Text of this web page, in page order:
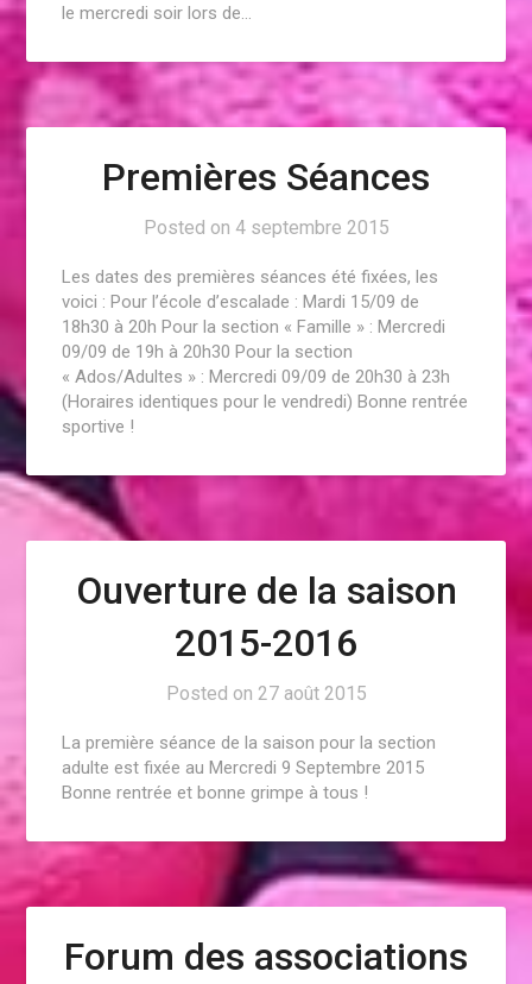
le mercredi soir lors de…
Premières Séances
Posted on 4 septembre 2015
Les dates des premières séances été fixées, les
voici : Pour l’école d’escalade : Mardi 15/09 de
18h30 à 20h Pour la section « Famille » : Mercredi
09/09 de 19h à 20h30 Pour la section
« Ados/Adultes » : Mercredi 09/09 de 20h30 à 23h
(Horaires identiques pour le vendredi) Bonne rentrée
sportive !
Ouverture de la saison
2015-2016
Posted on 27 août 2015
La première séance de la saison pour la section
adulte est fixée au Mercredi 9 Septembre 2015
Bonne rentrée et bonne grimpe à tous !
Forum des associations